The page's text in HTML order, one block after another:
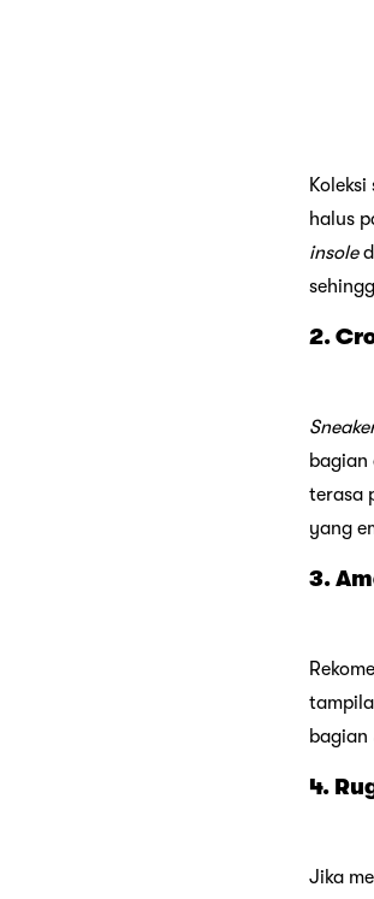
halus
insole
2.
terasa
yang
3.
bagian
4.
Jika